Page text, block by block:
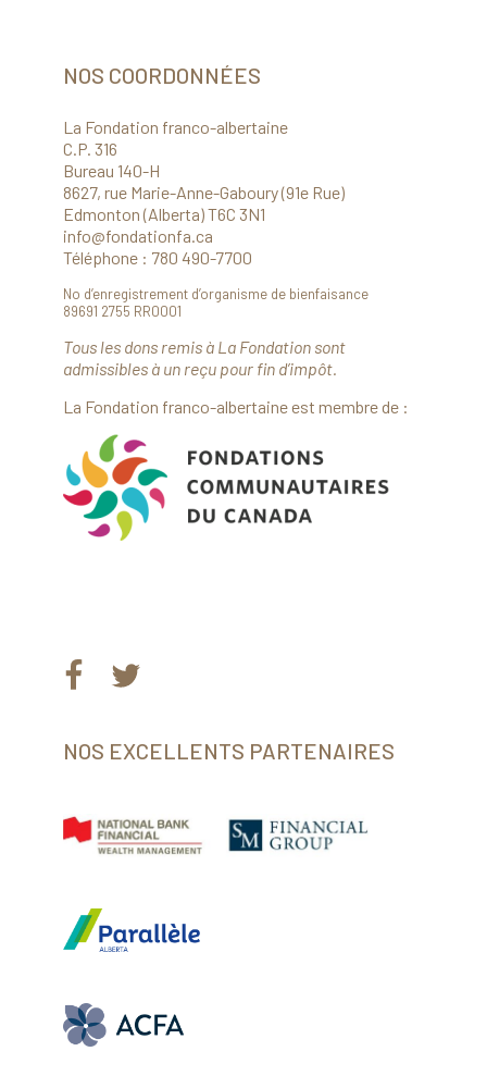
NOS COORDONNÉES
La Fondation franco-albertaine
C.P. 316
Bureau 140-H
8627, rue Marie-Anne-Gaboury (91e Rue)
Edmonton (Alberta) T6C 3N1
info@fondationfa.ca
Téléphone : 780 490-7700
No d’enregistrement d’organisme de bienfaisance
89691 2755 RR0001
Tous les dons remis à La Fondation sont
admissibles à un reçu pour fin d’impôt.
La Fondation franco-albertaine est membre de :
FacebookTwitter
NOS EXCELLENTS PARTENAIRES